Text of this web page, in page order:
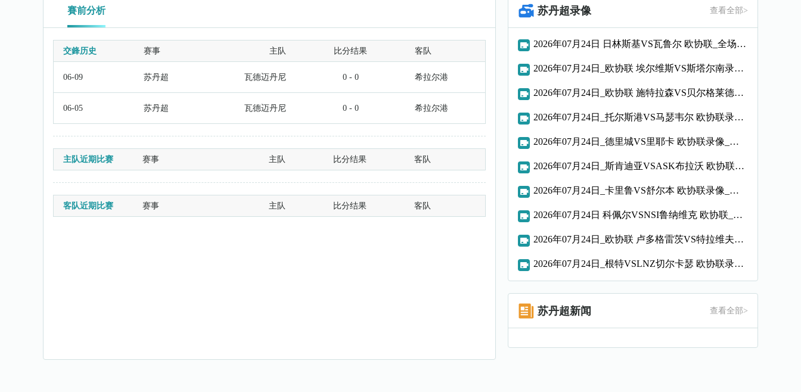
賽前分析
交鋒历史 赛事 主队 比分结果 客队
06-09 苏丹超 瓦德迈丹尼 0 - 0 希拉尔港
06-05 苏丹超 瓦德迈丹尼 0 - 0 希拉尔港
主队近期比赛 赛事 主队 比分结果 客队
客队近期比赛 赛事 主队 比分结果 客队
苏丹超录像 查看全部>
2026年07月24日 日林斯基VS瓦鲁尔 欧协联_全场录像【全场回放】
2026年07月24日_欧协联 埃尔维斯VS斯塔尔南录像_全场录像【全场回放】
2026年07月24日_欧协联 施特拉森VS贝尔格莱德游击录像_高清录像【全场回放】
2026年07月24日_托尔斯港VS马瑟韦尔 欧协联录像_高清录像【全场回放】
2026年07月24日_德里城VS里耶卡 欧协联录像_全场录像【全场回放】
2026年07月24日_斯肯迪亚VSASK布拉沃 欧协联录像_全场录像【全场回放】
2026年07月24日_卡里鲁VS舒尔本 欧协联录像_全场录像【高清回放】
2026年07月24日 科佩尔VSNSI鲁纳维克 欧协联_全场录像【全场回放】
2026年07月24日_欧协联 卢多格雷茨VS特拉维夫夏普尔录像_全场录像【全场回放】
2026年07月24日_根特VSLNZ切尔卡瑟 欧协联录像_全场录像【高清回放】
苏丹超新闻 查看全部>